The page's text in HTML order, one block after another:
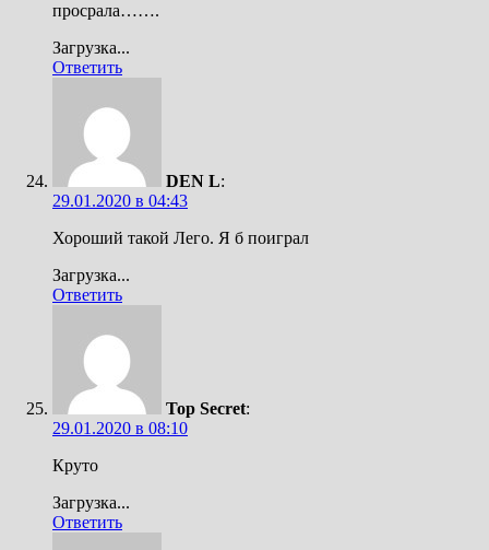
просрала…….
Загрузка...
Ответить
DEN L:
29.01.2020 в 04:43
Хороший такой Лего. Я б поиграл
Загрузка...
Ответить
Top Secret:
29.01.2020 в 08:10
Круто
Загрузка...
Ответить